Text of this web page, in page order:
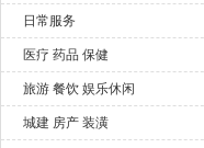
日常服务
医疗 药品 保健
旅游 餐饮 娱乐休闲
城建 房产 装潢